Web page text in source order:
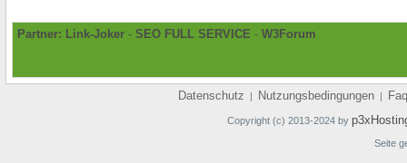
Partner: Link-Joker - SEO FULL SERVICE - W3Forum
Datenschutz | Nutzungsbedingungen | Faq
Copyright (c) 2013-2024 by
Seite